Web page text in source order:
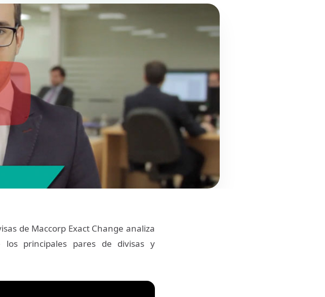
de Maccorp Exact Change analiza
los principales pares de divisas y